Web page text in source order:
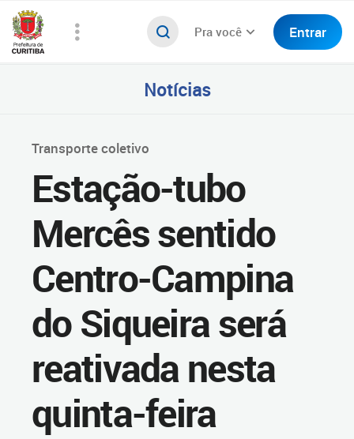
Pra você Entrar
Notícias
Transporte coletivo
Estação-tubo
Mercês sentido
Centro-Campina
do Siqueira será
reativada nesta
quinta-feira